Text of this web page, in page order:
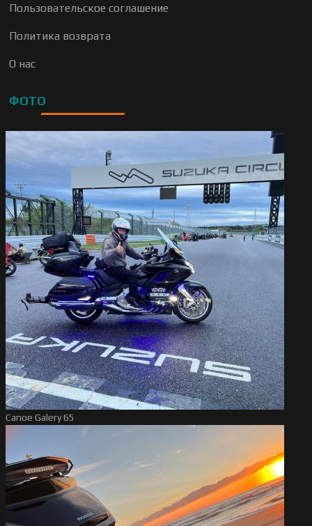
Пользовательское соглашение
Политика возврата
О нас
ФОТО
Canoe Galery 65